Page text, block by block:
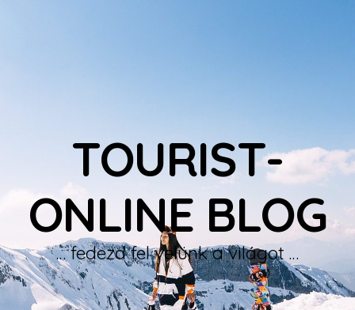
TOURIST-
ONLINE BLOG
… fedezd fel velünk a világot …